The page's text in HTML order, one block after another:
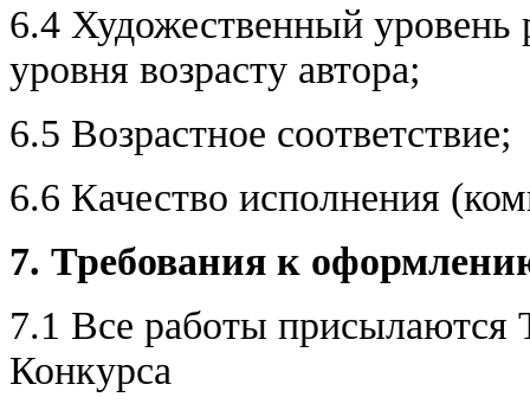
6.4 Художественный уровень
уровня возрасту автора;
6.5 Возрастное соответствие;
6.6 Качество исполнения
7. Требования к
7.1 Все работы
Конкурса